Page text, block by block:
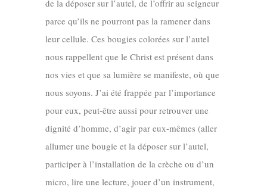
de la déposer sur l’autel, de l’offrir au seigneur
parce qu’ils ne pourront pas la ramener dans
leur cellule. Ces bougies colorées sur l’autel
nous rappellent que le Christ est présent dans
nos vies et que sa lumière se manifeste, où que
nous soyons. J’ai été frappée par l’importance
pour eux, peut-être aussi pour retrouver une
dignité d’homme, d’agir par eux-mêmes (aller
allumer une bougie et la déposer sur l’autel,
participer à l’installation de la crèche ou d’un
micro, lire une lecture, jouer d’un instrument,